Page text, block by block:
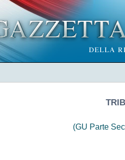
(GU Parte